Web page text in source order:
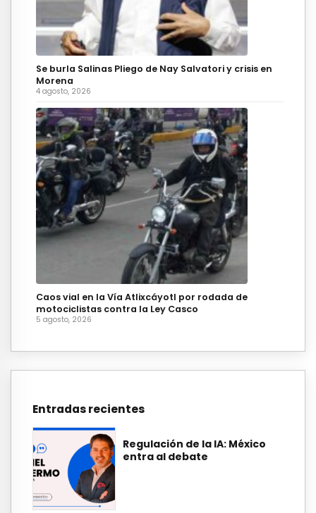
Se burla Salinas Pliego de Nay Salvatori y crisis en
Morena
4 agosto, 2026
Caos vial en la Vía Atlixcáyotl por rodada de
motociclistas contra la Ley Casco
5 agosto, 2026
Entradas recientes
Regulación de la IA: México
entra al debate